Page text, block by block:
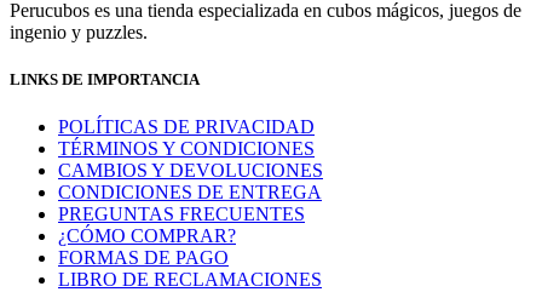
Perucubos es una tienda especializada en cubos mágicos, juegos de
ingenio y puzzles.
LINKS DE IMPORTANCIA
POLÍTICAS DE PRIVACIDAD
TÉRMINOS Y CONDICIONES
CAMBIOS Y DEVOLUCIONES
CONDICIONES DE ENTREGA
PREGUNTAS FRECUENTES
¿CÓMO COMPRAR?
FORMAS DE PAGO
LIBRO DE RECLAMACIONES